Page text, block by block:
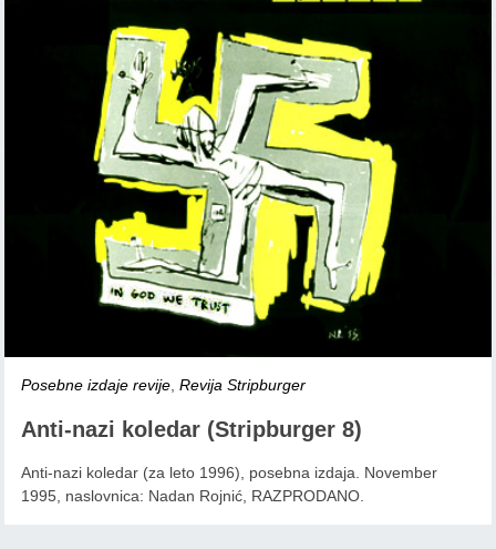
Posebne izdaje revije,Revija Stripburger
Anti-nazi koledar (Stripburger 8)
Anti-nazi koledar (za leto 1996), posebna izdaja. November
1995, naslovnica: Nadan Rojnić, RAZPRODANO.